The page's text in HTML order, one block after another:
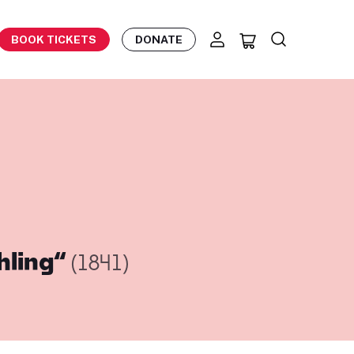
BOOK TICKETS DONATE
(1841)